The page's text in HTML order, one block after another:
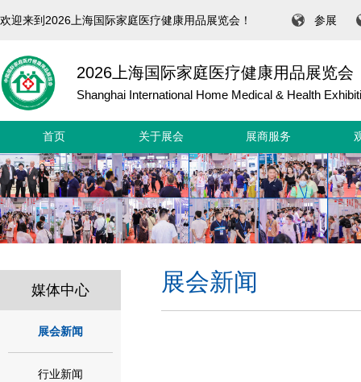
欢迎来到2026上海国际家庭医疗健康用品展览会！ 参展
2026上海国际家庭医疗健康用品展览会
Shanghai International Home Medical & Health
首页 关于展会 展商服务
媒体中心
展会新闻
行业新闻
展会新闻